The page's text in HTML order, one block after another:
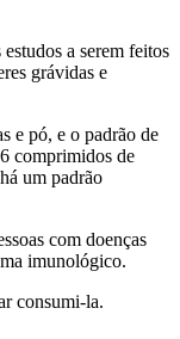
a serem feitos
grávidas e
e pó, e o padrão de
comprimidos de
um padrão
com doenças
imunológico.
consumi-la.